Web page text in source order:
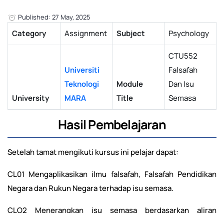
Published: 27 May, 2025
Category Assignment Subject Psychology
University
Universiti
Teknologi
MARA
Module
Title
CTU552
Falsafah
Dan Isu
Semasa
Hasil Pembelajaran
Setelah tamat mengikuti kursus ini pelajar dapat:
CL01 Mengaplikasikan ilmu falsafah, Falsafah Pendidikan
Negara dan Rukun Negara terhadap isu semasa.
CLO2 Menerangkan isu semasa berdasarkan aliran